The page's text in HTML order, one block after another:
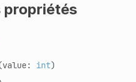
propriétés
int)